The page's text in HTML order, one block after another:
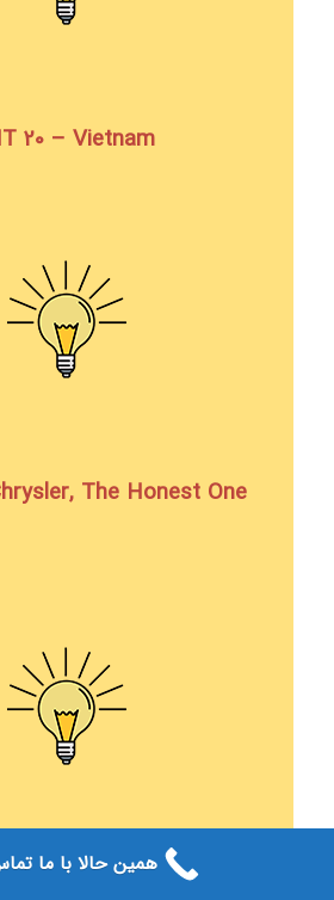
20 – Vietnam
The Honest One
TNT 18 – Steve Jobs همین حالا با ما